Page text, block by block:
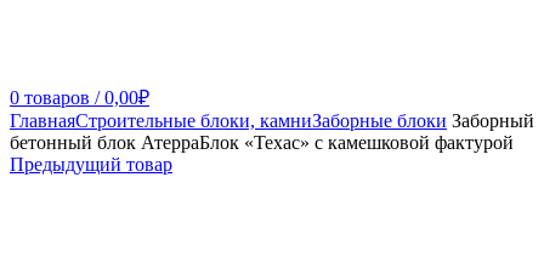
0 товаров / 0,00₽
ГлавнаяСтроительные блоки, камниЗаборные блоки Заборный
бетонный блок АтерраБлок «Техас» с камешковой фактурой
Предыдущий товар